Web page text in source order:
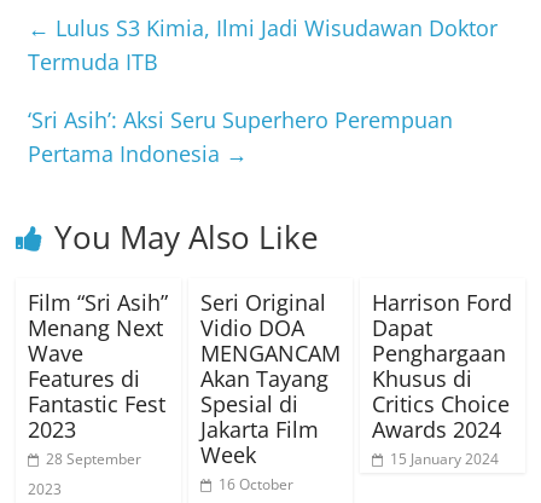
← Lulus S3 Kimia, Ilmi Jadi Wisudawan Doktor
Termuda ITB
‘Sri Asih’: Aksi Seru Superhero Perempuan
Pertama Indonesia →
You May Also Like
Film “Sri Asih”
Menang Next
Wave
Features di
Fantastic Fest
2023
28 September
2023
Seri Original
Vidio DOA
MENGANCAM
Akan Tayang
Spesial di
Jakarta Film
Week
16 October
Harrison Ford
Dapat
Penghargaan
Khusus di
Critics Choice
Awards 2024
15 January 2024